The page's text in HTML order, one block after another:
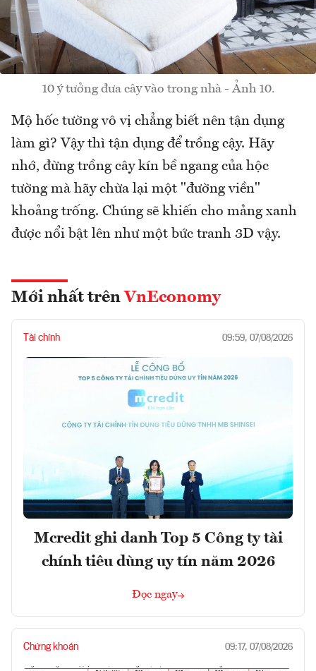
10 ý tưởng đưa cây vào trong nhà - Ảnh 10.
Mộ hốc tường vô vị chẳng biết nên tận dụng
làm gì? Vậy thì tận dụng để trồng cậy. Hãy
nhớ, đừng trồng cây kín bề ngang của hộc
tường mà hãy chừa lại một "đường viền"
khoảng trống. Chúng sẽ khiến cho mảng xanh
được nổi bật lên như một bức tranh 3D vậy.
Mới nhất trên VnEconomy
Tài chính 09:59, 07/08/2026
Mcredit ghi danh Top 5 Công ty tài
chính tiêu dùng uy tín năm 2026
Đọc ngay
Chứng khoán 09:17, 07/08/2026